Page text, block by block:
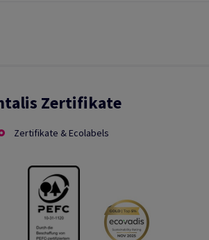
Zertifikate
Zertifikate & Ecolabels